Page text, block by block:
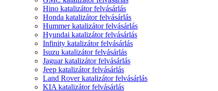
Hino katalizátor felvásárlás
Honda katalizátor felvásárlás
Hummer katalizátor felvásárlás
Hyundai katalizátor felvásárlás
Infinity katalizátor felvásárlás
Isuzu katalizátor felvásárlás
Jaguar katalizátor felvásárlás
Jeep katalizátor felvásárlás
Land Rover katalizátor felvásárlás
KIA katalizátor felvásárlás